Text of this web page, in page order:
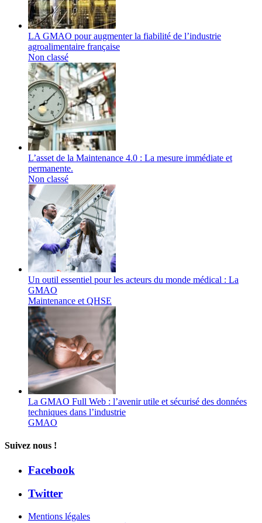
LA GMAO pour augmenter la fiabilité de l’industrie
agroalimentaire française
Non classé
L’asset de la Maintenance 4.0 : La mesure immédiate et
permanente.
Non classé
Un outil essentiel pour les acteurs du monde médical : La
GMAO
Maintenance et QHSE
La GMAO Full Web : l’avenir utile et sécurisé des données
techniques dans l’industrie
GMAO
Suivez nous !
Facebook
Twitter
Mentions légales